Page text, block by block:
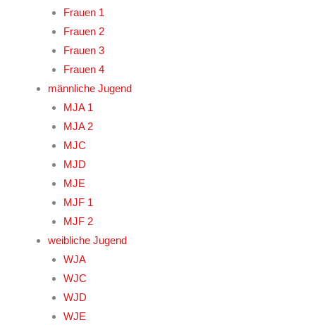
Frauen 1
Frauen 2
Frauen 3
Frauen 4
männliche Jugend
MJA 1
MJA 2
MJC
MJD
MJE
MJF 1
MJF 2
weibliche Jugend
WJA
WJC
WJD
WJE